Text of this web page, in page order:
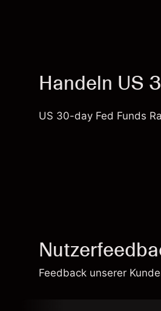
Handeln US
US 30-day Fed Funds
Feedback unserer